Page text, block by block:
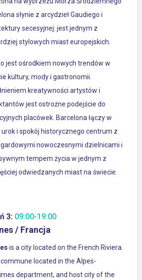
słynie z arcydzieł Gaudiego i
secesyjnej: jest jednym z
stylowych miast europejskich.
jest ośrodkiem nowych trendów w
kultury, mody i gastronomii.
kreatywności artystów i
jest ostrożne podejście do
placówek. Barcelona łączy w
urok i spokój historycznego centrum z
nowoczesnymi dzielnicami i
tempem życia w jednym z
odwiedzanych miast na świecie.
3: 09:00-19:00
/ Francja
is a city located on the French Riviera.
commune located in the Alpes-
department, and host city of the